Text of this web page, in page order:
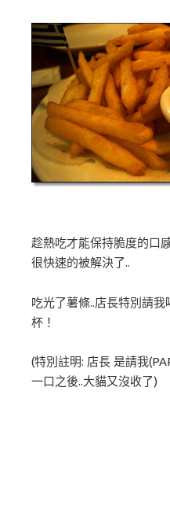
趁熱吃才能保持脆度的口
很快速的被解決了..
吃光了薯條..店長特別請
杯！
(特別註明: 店長 是請我
一口之後..大貓又沒收了)